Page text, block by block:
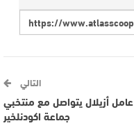
التالي
عامل أزيلال يتواصل مع منتخبي
جماعة اكودنلخير